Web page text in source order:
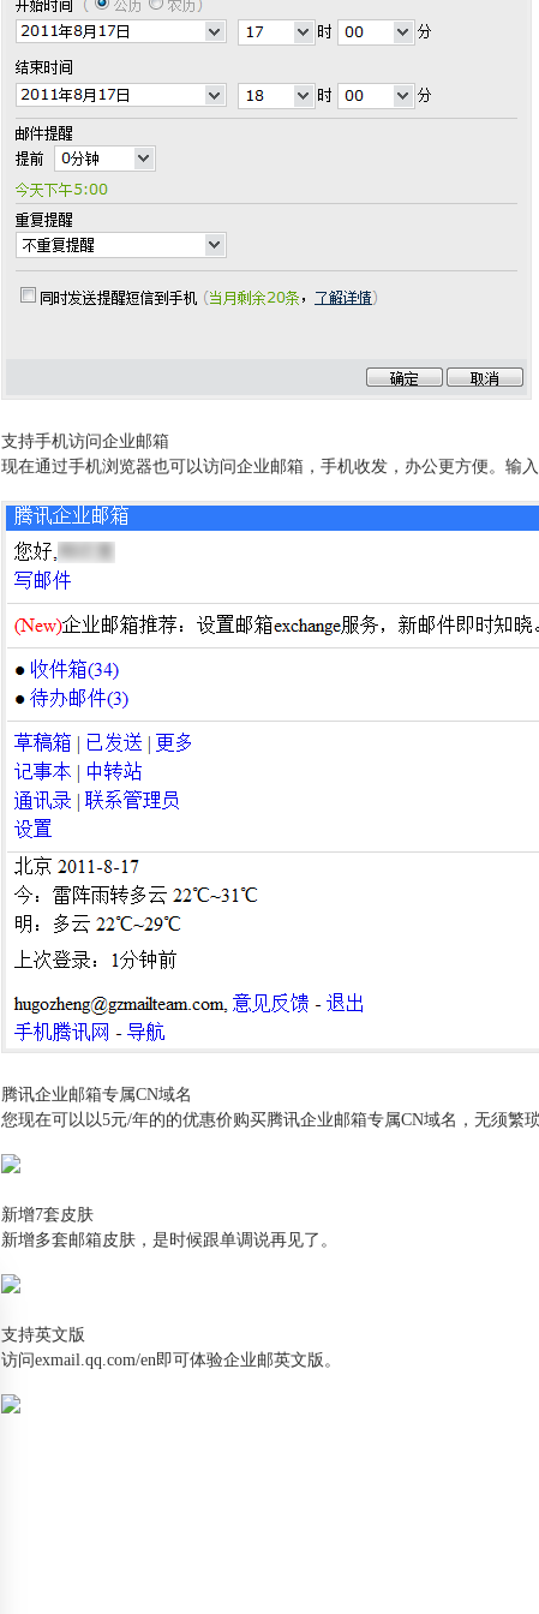
支持手机访问企业邮箱
现在通过手机浏览器也可以访问企业邮箱，手机收发，办公更方便。输入
腾讯企业邮箱专属CN域名
您现在可以以5元/年的的优惠价购买腾讯企业邮箱专属CN域名，无须繁
新增7套皮肤
新增多套邮箱皮肤，是时候跟单调说再见了。
支持英文版
访问exmail.qq.com/en即可体验企业邮英文版。